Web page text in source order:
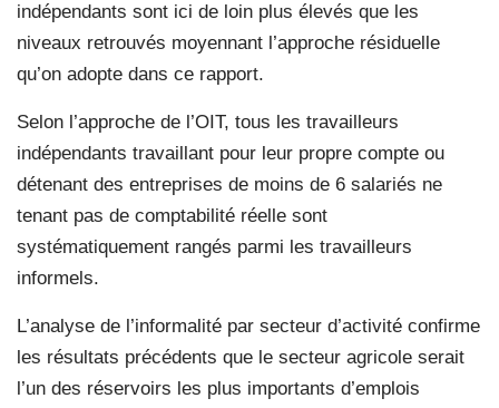
indépendants sont ici de loin plus élevés que les
niveaux retrouvés moyennant l’approche résiduelle
qu’on adopte dans ce rapport.
Selon l’approche de l’OIT, tous les travailleurs
indépendants travaillant pour leur propre compte ou
détenant des entreprises de moins de 6 salariés ne
tenant pas de comptabilité réelle sont
systématiquement rangés parmi les travailleurs
informels.
L’analyse de l’informalité par secteur d’activité confirme
les résultats précédents que le secteur agricole serait
l’un des réservoirs les plus importants d’emplois